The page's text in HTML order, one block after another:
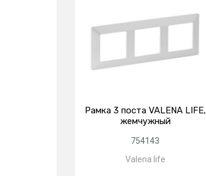
Рамка 3 поста VALENA LIFE,
жемчужный
754143
Valena life